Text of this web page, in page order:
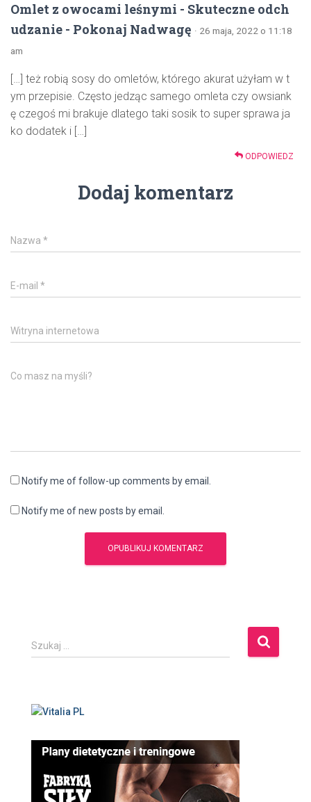
Omlet z owocami leśnymi - Skuteczne odch
udzanie - Pokonaj Nadwagę · 26 maja, 2022 o 11:18
am
[…] też robią sosy do omletów, którego akurat użyłam w t
ym przepisie. Często jedząc samego omleta czy owsiank
ę czegoś mi brakuje dlatego taki sosik to super sprawa ja
ko dodatek i […]
ODPOWIEDZ
Dodaj komentarz
Nazwa *
E-mail *
Witryna internetowa
Co masz na myśli?
Notify me of follow-up comments by email.
Notify me of new posts by email.
S
z
a
j
Szukaj …